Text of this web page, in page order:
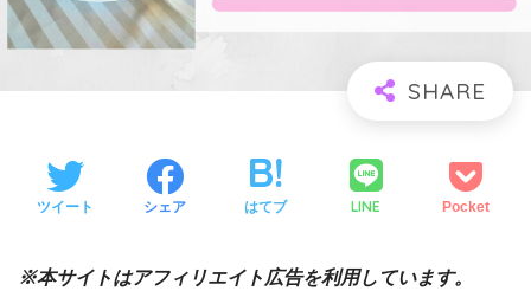
ツイート シェア はてブ LINE Pocket
※本サイトはアフィリエイト広告を利用しています。